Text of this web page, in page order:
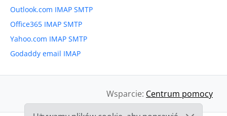
Outlook.com IMAP SMTP
Office365 IMAP SMTP
Yahoo.com IMAP SMTP
Godaddy email IMAP
Wsparcie: Centrum pomocy